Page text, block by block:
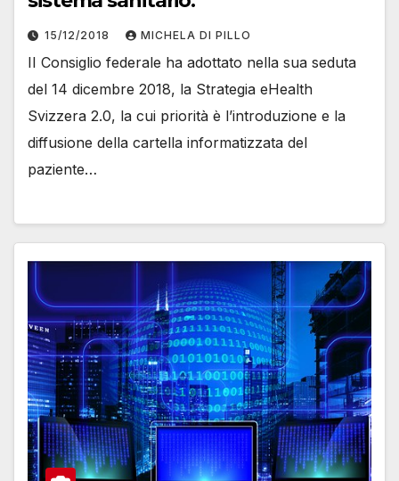
15/12/2018 MICHELA DI PILLO
II Consiglio federale ha adottato nella sua seduta
del 14 dicembre 2018, la Strategia eHealth
Svizzera 2.0, la cui priorità è l’introduzione e la
diffusione della cartella informatizzata del
paziente…